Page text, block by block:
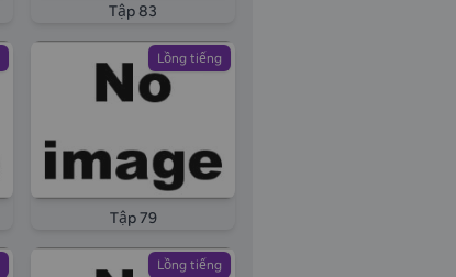
Tập 83
Lồng tiếng
Tập 79
Lồng tiếng